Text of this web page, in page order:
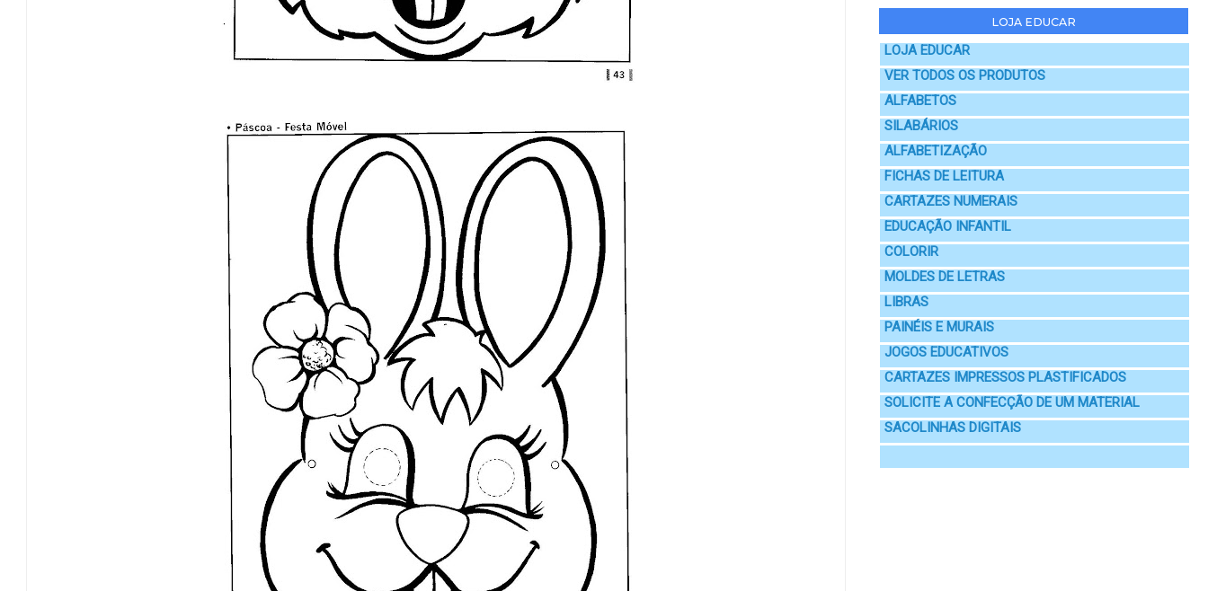
LOJA EDUCAR
LOJA EDUCAR
VER TODOS OS PRODUTOS
ALFABETOS
SILABÁRIOS
ALFABETIZAÇÃO
FICHAS DE LEITURA
CARTAZES NUMERAIS
EDUCAÇÃO INFANTIL
COLORIR
MOLDES DE LETRAS
LIBRAS
PAINÉIS E MURAIS
JOGOS EDUCATIVOS
CARTAZES IMPRESSOS PLASTIFICADOS
SOLICITE A CONFECÇÃO DE UM MATERIAL
SACOLINHAS DIGITAIS